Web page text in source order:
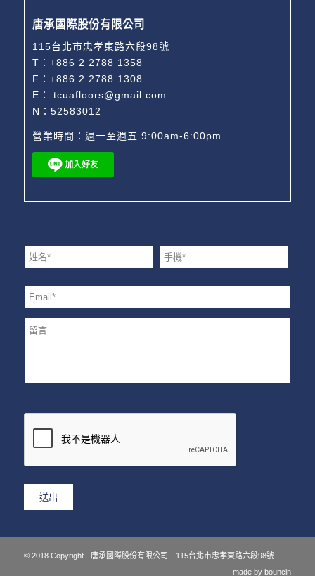
唐承國際股份有限公司
115台北市忠孝東路六段98號
T：+886 2 2788 1358
F：+886 2 2788 1308
E：
tcuafloors@gmail.com
N：52583012
營業時間：週一至週五 9:00am-6:00pm
© 2018 Copyright - 唐承國際股份有限公司｜115台北市忠孝東路六段98號
- made bybouncin